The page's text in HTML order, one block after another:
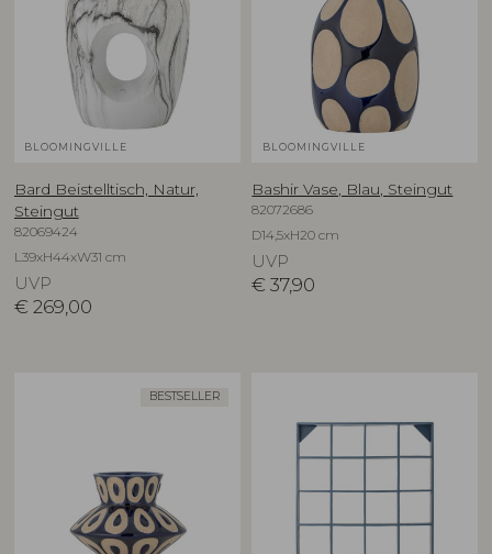
BLOOMINGVILLE
Bard Beistelltisch, Natur,
Steingut
82069424
L39xH44xW31 cm
UVP
€ 269,00
BLOOMINGVILLE
Bashir Vase, Blau, Steingut
82072686
D14,5xH20 cm
UVP
€ 37,90
BESTSELLER